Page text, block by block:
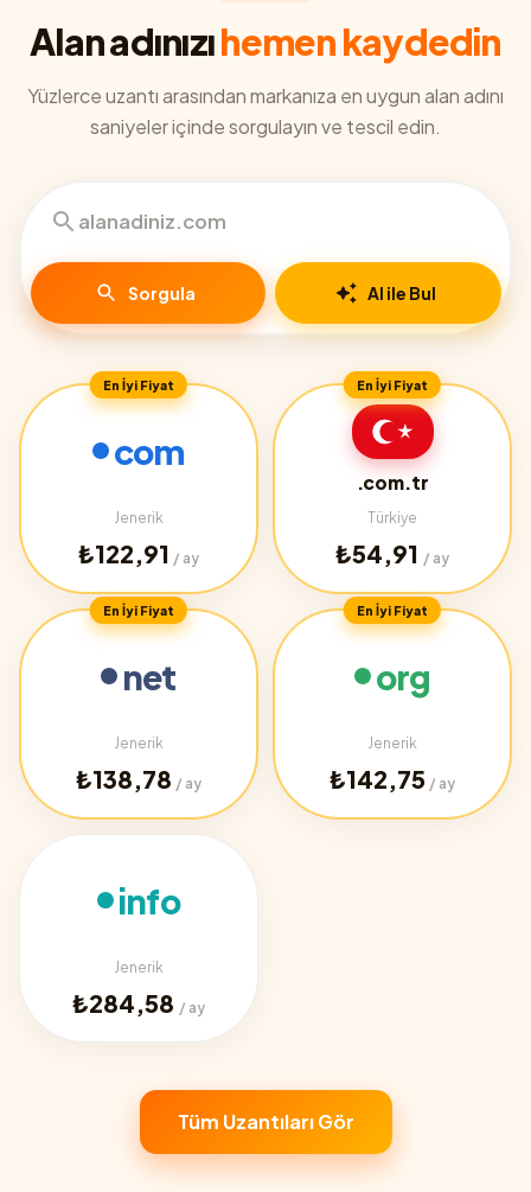
Alan adınızıhemen kaydedin
Yüzlerce uzantı arasından markanıza en uygun alan adını
saniyeler içinde sorgulayın ve tescil edin.
Sorgula AI ile Bul
En İyi Fiyat
com
Jenerik
₺122,91 / ay
En İyi Fiyat
.com.tr
Türkiye
₺54,91 / ay
En İyi Fiyat
net
Jenerik
₺138,78 / ay
En İyi Fiyat
org
Jenerik
₺142,75 / ay
info
Jenerik
₺284,58 / ay
Tüm Uzantıları Gör